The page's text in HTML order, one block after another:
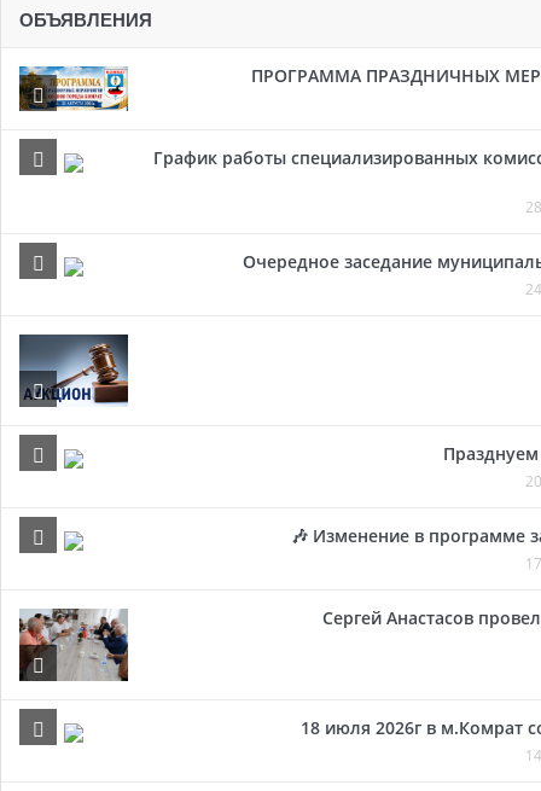
ОБЪЯВЛЕНИЯ
ПРОГРАММА ПРАЗДНИЧНЫХ
График работы специализированных
Очередное заседание
Празднуем
🎶 Изменение в программе
Сергей Анастасов
18 июля 2026г в м.Комрат